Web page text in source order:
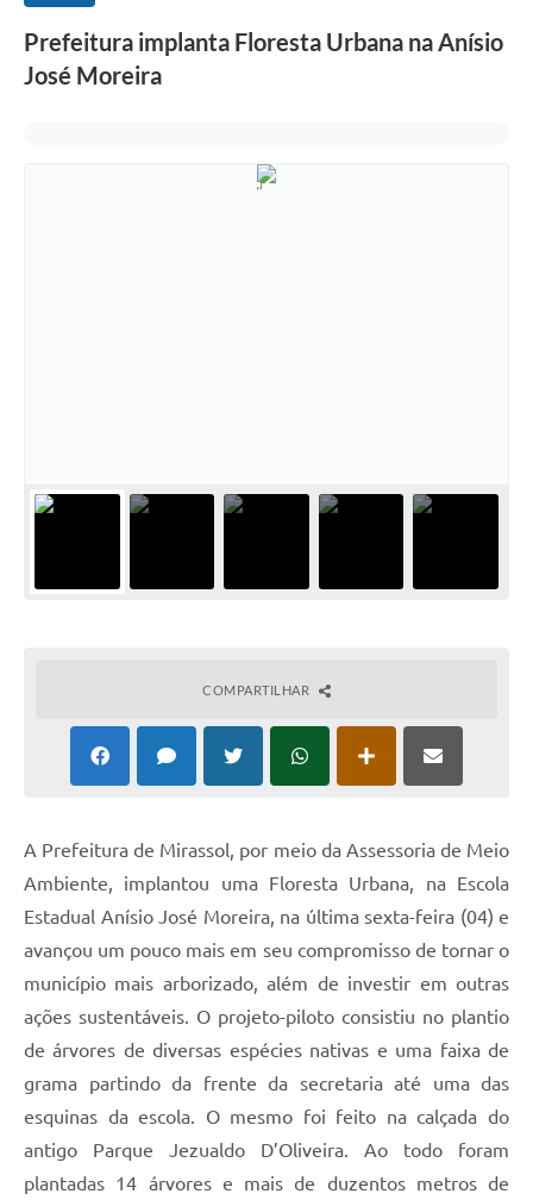
Prefeitura implanta Floresta Urbana na Anísio
José Moreira
COMPARTILHAR
A Prefeitura de Mirassol, por meio da Assessoria de Meio
Ambiente, implantou uma Floresta Urbana, na Escola
Estadual Anísio José Moreira, na última sexta-feira (04) e
avançou um pouco mais em seu compromisso de tornar o
município mais arborizado, além de investir em outras
ações sustentáveis. O projeto-piloto consistiu no plantio
de árvores de diversas espécies nativas e uma faixa de
grama partindo da frente da secretaria até uma das
esquinas da escola. O mesmo foi feito na calçada do
antigo Parque Jezualdo D’Oliveira. Ao todo foram
plantadas 14 árvores e mais de duzentos metros de